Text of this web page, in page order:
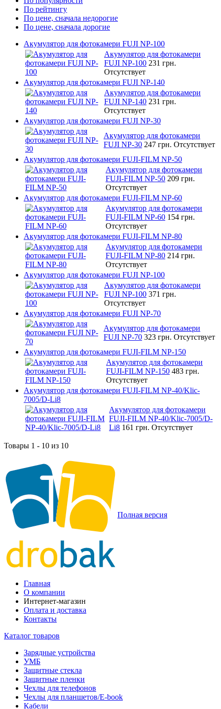
По рейтингу
По цене, сначала недорогие
По цене, сначала дорогие
Акумулятор для фотокамери FUJI NP-100
Акумулятор для фотокамери
FUJI NP-100 231 грн.
Отсутствует
Акумулятор для фотокамери FUJI NP-140
Акумулятор для фотокамери
FUJI NP-140 231 грн.
Отсутствует
Акумулятор для фотокамери FUJI NP-30
Акумулятор для фотокамери
FUJI NP-30 247 грн. Отсутствует
Акумулятор для фотокамери FUJI-FILM NP-50
Акумулятор для фотокамери
FUJI-FILM NP-50 209 грн.
Отсутствует
Акумулятор для фотокамери FUJI-FILM NP-60
Акумулятор для фотокамери
FUJI-FILM NP-60 154 грн.
Отсутствует
Акумулятор для фотокамери FUJI-FILM NP-80
Акумулятор для фотокамери
FUJI-FILM NP-80 214 грн.
Отсутствует
Акумулятор для фотокамери FUJI NP-100
Акумулятор для фотокамери
FUJI NP-100 371 грн.
Отсутствует
Акумулятор для фотокамери FUJI NP-70
Акумулятор для фотокамери
FUJI NP-70 323 грн. Отсутствует
Акумулятор для фотокамери FUJI-FILM NP-150
Акумулятор для фотокамери
FUJI-FILM NP-150 483 грн.
Отсутствует
Акумулятор для фотокамери FUJI-FILM NP-40/Klic-
7005/D-Li8
Акумулятор для фотокамери
FUJI-FILM NP-40/Klic-7005/D-
Li8 161 грн. Отсутствует
Товары 1 - 10 из 10
Полная версия
Главная
О компании
Интернет-магазин
Оплата и доставка
Контакты
Каталог товаров
Зарядные устройства
УМБ
Защитные стекла
Защитные пленки
Чехлы для телефонов
Чехлы для планшетов/E-book
Кабели